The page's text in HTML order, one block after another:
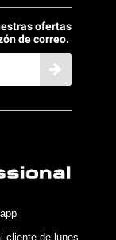
ofertas
de correo.
cliente de lunes